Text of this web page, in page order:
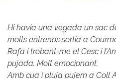
Hi havia una vegada un sac
molts entrenos sortia a
Rafa i trobant-me el Cesc i
pujada. Molt emocionant.
Amb cua i pluja pujem a Coll